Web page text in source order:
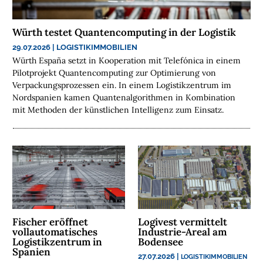
E
N
A
H
H
T
I
G
K
E
T
Würth testet Quantencomputing in der Logistik
29.07.2026 LOGISTIKIMMOBILIEN
Würth España setzt in Kooperation mit Telefónica in einem
Pilotprojekt Quantencomputing zur Optimierung von
Verpackungsprozessen ein. In einem Logistikzentrum im
Nordspanien kamen Quantenalgorithmen in Kombination
mit Methoden der künstlichen Intelligenz zum Einsatz.
Fischer eröffnet
vollautomatisches
Logistikzentrum in
Spanien
Logivest vermittelt
Industrie-Areal am
Bodensee
27.07.2026 |LOGISTIKIMMOBILIEN